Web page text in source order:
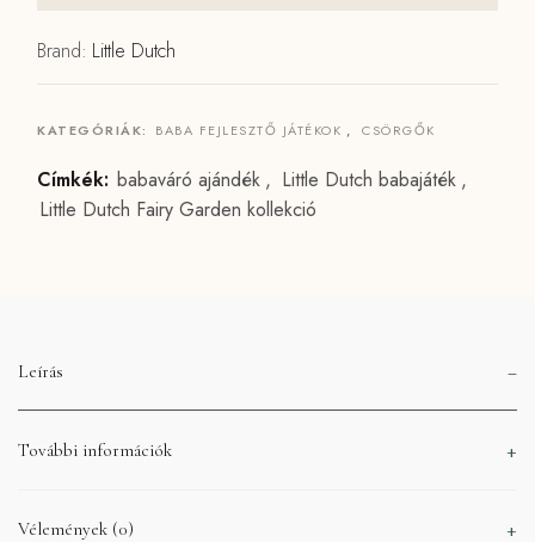
Brand: Little Dutch
KATEGÓRIÁK: BABA FEJLESZTŐ JÁTÉKOK , CSÖRGŐK
Címkék: babaváró ajándék , Little Dutch babajáték ,
Little Dutch Fairy Garden kollekció
Leírás
További információk
Vélemények (0)